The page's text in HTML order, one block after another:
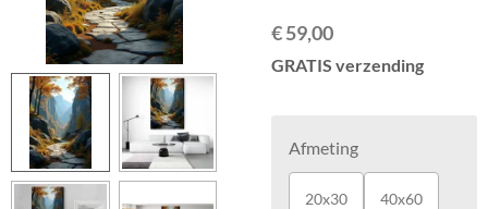
€ 59,00
GRATIS verzending
Afmeting
20x30 40x60